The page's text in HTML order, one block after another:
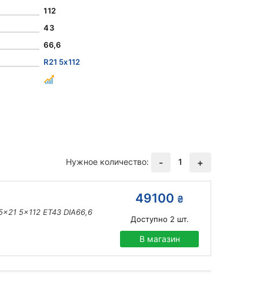
112
43
66,6
R21 5x112
Нужное количество: - 1 +
5x112 ET43 DIA66,6
49100 ₴
Доступно 2 шт.
В магазин